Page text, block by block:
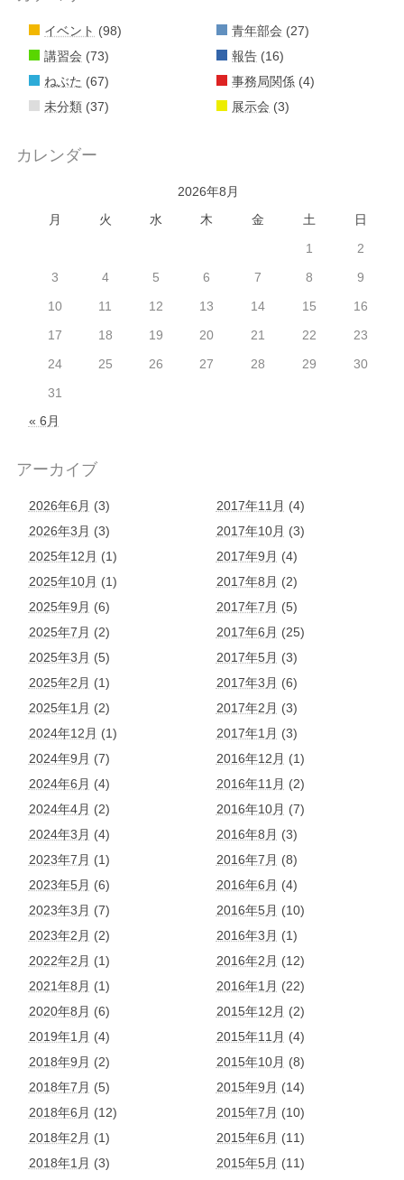
イベント (98)
講習会 (73)
ねぶた (67)
未分類 (37)
青年部会 (27)
報告 (16)
事務局関係 (4)
展示会 (3)
カレンダー
2026年8月
月
火 水 木 金 土
日
1
2
3
4 5 6 7 8
9
10
11 12 13 14 15
16
17
18 19 20 21 22
23
24
25 26 27 28 29
30
31
« 6月
アーカイブ
2026年6月 (3)
2026年3月 (3)
2025年12月 (1)
2025年10月 (1)
2025年9月 (6)
2025年7月 (2)
2025年3月 (5)
2025年2月 (1)
2025年1月 (2)
2024年12月 (1)
2024年9月 (7)
2024年6月 (4)
2024年4月 (2)
2024年3月 (4)
2023年7月 (1)
2023年5月 (6)
2023年3月 (7)
2023年2月 (2)
2022年2月 (1)
2021年8月 (1)
2020年8月 (6)
2019年1月 (4)
2018年9月 (2)
2018年7月 (5)
2018年6月 (12)
2018年2月 (1)
2018年1月 (3)
2017年11月 (4)
2017年10月 (3)
2017年9月 (4)
2017年8月 (2)
2017年7月 (5)
2017年6月 (25)
2017年5月 (3)
2017年3月 (6)
2017年2月 (3)
2017年1月 (3)
2016年12月 (1)
2016年11月 (2)
2016年10月 (7)
2016年8月 (3)
2016年7月 (8)
2016年6月 (4)
2016年5月 (10)
2016年3月 (1)
2016年2月 (12)
2016年1月 (22)
2015年12月 (2)
2015年11月 (4)
2015年10月 (8)
2015年9月 (14)
2015年7月 (10)
2015年6月 (11)
2015年5月 (11)